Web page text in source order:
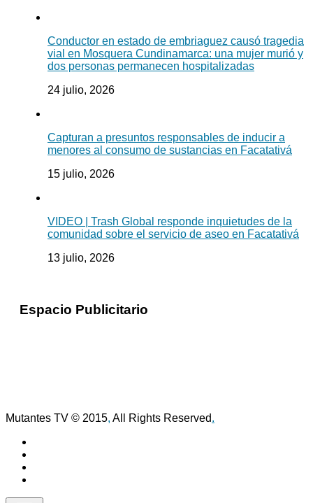
Conductor en estado de embriaguez causó tragedia
vial en Mosquera Cundinamarca: una mujer murió y
dos personas permanecen hospitalizadas
24 julio, 2026
Capturan a presuntos responsables de inducir a
menores al consumo de sustancias en Facatativá
15 julio, 2026
VIDEO | Trash Global responde inquietudes de la
comunidad sobre el servicio de aseo en Facatativá
13 julio, 2026
Espacio Publicitario
Mutantes TV © 2015, All Rights Reserved.